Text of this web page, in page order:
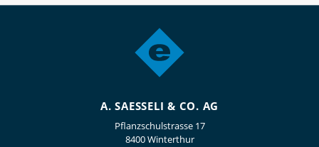
A. SAESSELI & CO. AG
Pflanzschulstrasse 17
8400 Winterthur